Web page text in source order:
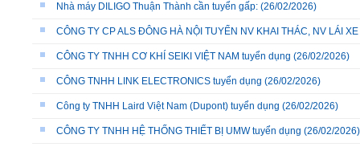
Nhà máy DILIGO Thuận Thành cần tuyển gấp: (26/02/2026)
CÔNG TY CP ALS ĐÔNG HÀ NỘI TUYỂN NV KHAI THÁC, NV LÁI
CÔNG TY TNHH CƠ KHÍ SEIKI VIỆT NAM tuyển dụng (26/02/2026)
CÔNG TNHH LINK ELECTRONICS tuyển dụng (26/02/2026)
Công ty TNHH Laird Việt Nam (Dupont) tuyển dụng (26/02/2026)
CÔNG TY TNHH HỆ THỐNG THIẾT BỊ UMW tuyển dụng (26/02/2026)